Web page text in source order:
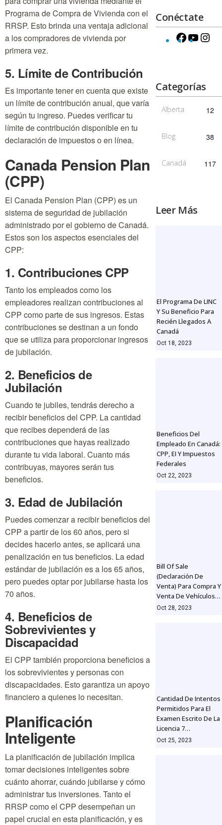
Programa de Compra de Vivienda con el
RRSP. Esto brinda una ventaja adicional
a los compradores de vivienda por
primera vez.
5. Límite de Contribución
Es importante tener en cuenta que existe
un límite de contribución anual, que varía
según tu ingreso. Puedes verificar tu
límite de contribución disponible en tu
declaración de impuestos o en línea.
Canada Pension Plan
(CPP)
El Canada Pension Plan (CPP) es un
sistema de seguridad de jubilación
administrado por el gobierno de Canadá.
Estos son los aspectos esenciales del
CPP:
1. Contribuciones CPP
Tanto los empleados como los
empleadores realizan contribuciones al
CPP como parte de sus ingresos. Estas
contribuciones se destinan a un fondo
que se utiliza para proporcionar ingresos
de jubilación.
2. Beneficios de
Jubilación
Cuando te jubiles, tendrás derecho a
recibir beneficios del CPP. La cantidad
que recibes dependerá de las
contribuciones que hayas realizado
durante tu vida laboral. Cuanto más
contribuyas, mayores serán tus
beneficios.
3. Edad de Jubilación
Puedes comenzar a recibir beneficios del
CPP a partir de los 60 años, pero si
decides hacerlo antes, se aplicará una
penalización en tus beneficios. La edad
estándar de jubilación es a los 65 años,
pero puedes optar por jubilarse hasta los
70 años.
4. Beneficios de
Sobrevivientes y
Discapacidad
El CPP también proporciona beneficios a
los sobrevivientes y personas con
discapacidades. Esto garantiza un apoyo
financiero a quienes lo necesitan.
Planificación
Inteligente
La planificación de jubilación implica
tomar decisiones inteligentes sobre
cuánto ahorrar, cuándo jubilarse y cómo
administrar tus inversiones. Tanto el
RRSP como el CPP desempeñan un
papel crucial en esta planificación, y es
Conéctate
Categorías
Alberta 12
Blog 38
Canadá 117
Leer Más
El Programa De LINC
Y Su Beneficio Para
Recién Llegados A
Canadá
Oct 18, 2023
Beneficios Del
Empleado En Canadá:
CPP, EI Y Impuestos
Federales
Oct 22, 2023
Bill Of Sale
(Declaración De
Venta) Para Compra Y
Venta De Vehículos…
Oct 28, 2023
Cantidad De Intentos
Permitidos Para El
Examen Escrito De La
Licencia 7…
Oct 25, 2023